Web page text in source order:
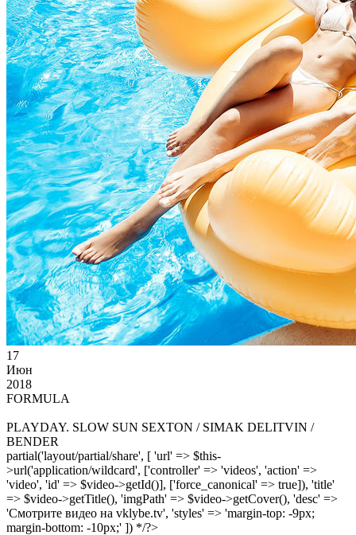
17
Июн
2018
FORMULA
PLAYDAY. SLOW SUN SEXTON / SIMAK DELITVIN /
BENDER
partial('layout/partial/share', [ 'url' => $this-
>url('application/wildcard', ['controller' => 'videos', 'action' =>
'video', 'id' => $video->getId()], ['force_canonical' => true]), 'title'
=> $video->getTitle(), 'imgPath' => $video->getCover(), 'desc' =>
'Смотрите видео на vklybe.tv', 'styles' => 'margin-top: -9px;
margin-bottom: -10px;' ]) */?>